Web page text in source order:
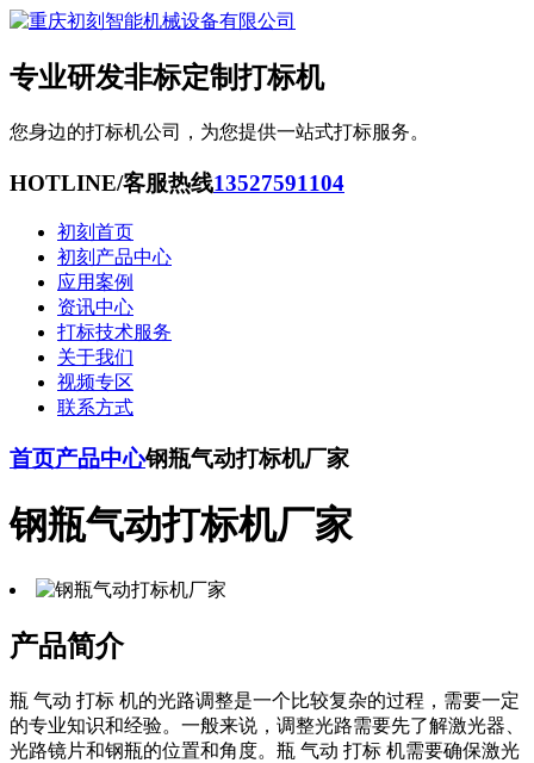
专业研发非标定制打标机
您身边的打标机公司，为您提供一站式打标服务。
HOTLINE/客服热线13527591104
初刻首页
初刻产品中心
应用案例
资讯中心
打标技术服务
关于我们
视频专区
联系方式
首页产品中心钢瓶气动打标机厂家
钢瓶气动打标机厂家
产品简介
瓶 气动 打标 机的光路调整是一个比较复杂的过程，需要一定
的专业知识和经验。一般来说，调整光路需要先了解激光器、
光路镜片和钢瓶的位置和角度。瓶 气动 打标 机需要确保激光